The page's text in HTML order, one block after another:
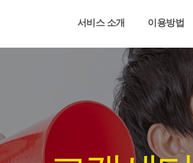
서비스 소개 이용방법